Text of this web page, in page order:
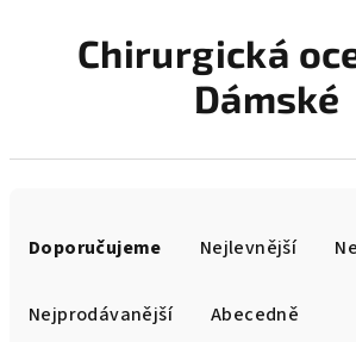
Chirurgická
Dámské
Doporučujeme Nejlevnější
Nejprodávanější Abecedně